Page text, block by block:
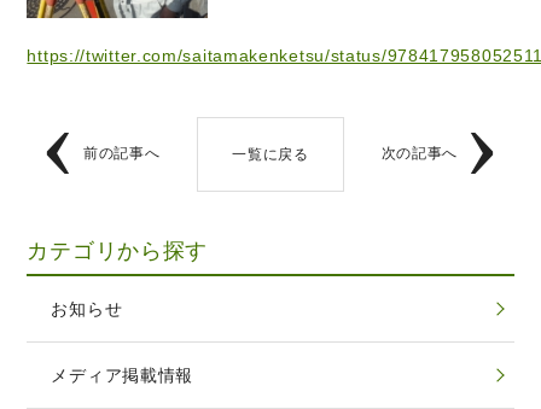
https://twitter.com/saitamakenketsu/status/
前の記事へ 一覧に戻る 次の記事へ
カテゴリから探す
お知らせ
メディア掲載情報